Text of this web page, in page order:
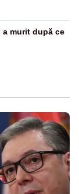
a murit după ce